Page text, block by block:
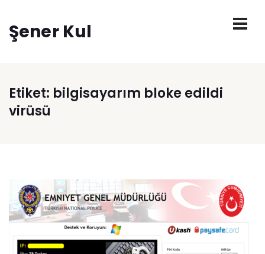
Şener Kul
Etiket: bilgisayarım bloke edildi
virüsü